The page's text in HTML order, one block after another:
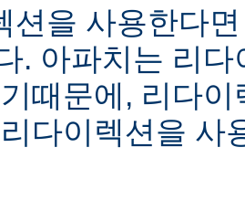
션을 사용한다
. 아파치는 리
때문에, 리다
다이렉션을 사